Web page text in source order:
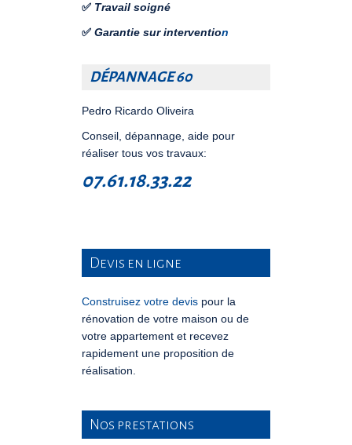
✅ Travail soigné
✅ Garantie sur intervention
DÉPANNAGE 60
Pedro Ricardo Oliveira
Conseil, dépannage, aide pour
réaliser tous vos travaux:
07.61.18.33.22
Devis en ligne
Construisez votre devis pour la
rénovation de votre maison ou de
votre appartement et recevez
rapidement une proposition de
réalisation.
Nos prestations